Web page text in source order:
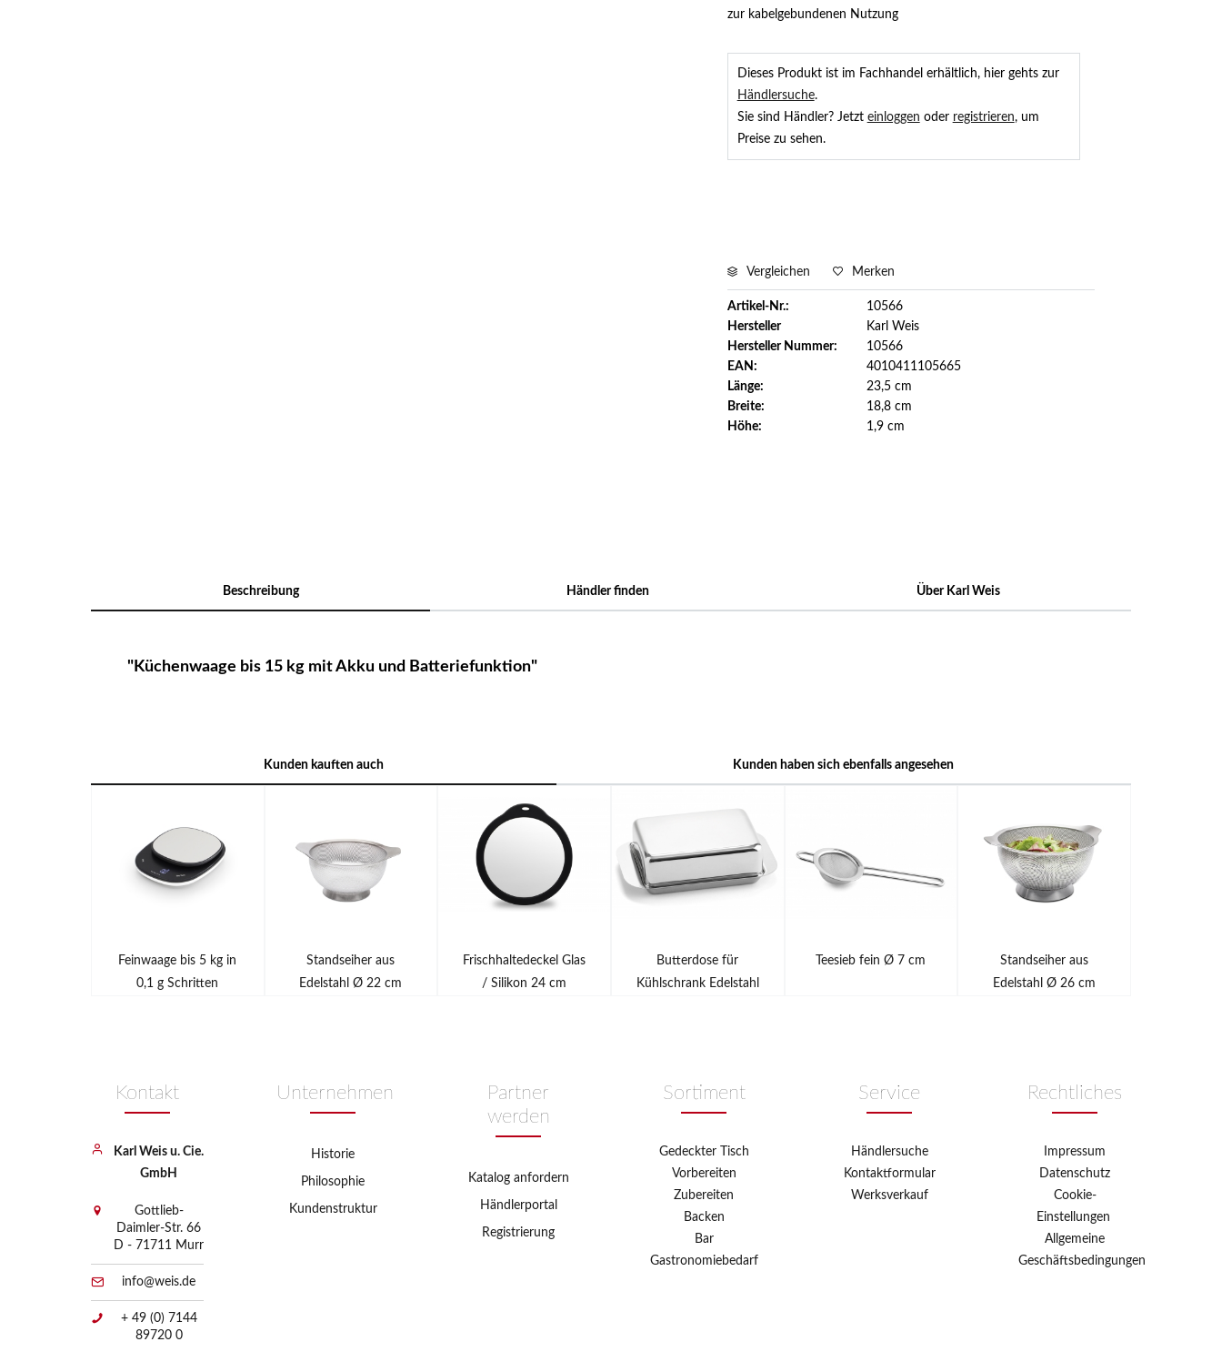
zur kabelgebundenen Nutzung
Dieses Produkt ist im Fachhandel erhältlich, hier gehts zur
Händlersuche.
Sie sind Händler? Jetzt einloggen oder registrieren, um
Preise zu sehen.
Vergleichen Merken
Artikel-Nr.:
10566
Hersteller
Karl Weis
Hersteller Nummer:
10566
EAN:
4010411105665
Länge:
23,5 cm
Breite:
18,8 cm
Höhe:
1,9 cm
Beschreibung Händler finden Über Karl Weis
"Küchenwaage bis 15 kg mit Akku und Batteriefunktion"
Kunden kauften auch Kunden haben sich ebenfalls angesehen
Feinwaage bis 5 kg in
0,1 g Schritten
Standseiher aus
Edelstahl Ø 22 cm
Frischhaltedeckel Glas
/ Silikon 24 cm
Butterdose für
Kühlschrank Edelstahl
Teesieb fein Ø 7 cm
Standseiher aus
Edelstahl Ø 26 cm
Rechtliches
Impressum
Datenschutz
Cookie-
Einstellungen
Allgemeine
Geschäftsbedingungen
Unternehmen
Historie
Philosophie
Kundenstruktur
Partner
werden
Katalog anfordern
Händlerportal
Registrierung
Kontakt
Karl Weis u. Cie.
GmbH
Gottlieb-
Daimler-Str. 66
D - 71711 Murr
info@weis.de
+ 49 (0) 7144
89720 0
Sortiment
Gedeckter Tisch
Vorbereiten
Zubereiten
Backen
Bar
Gastronomiebedarf
Service
Händlersuche
Kontaktformular
Werksverkauf